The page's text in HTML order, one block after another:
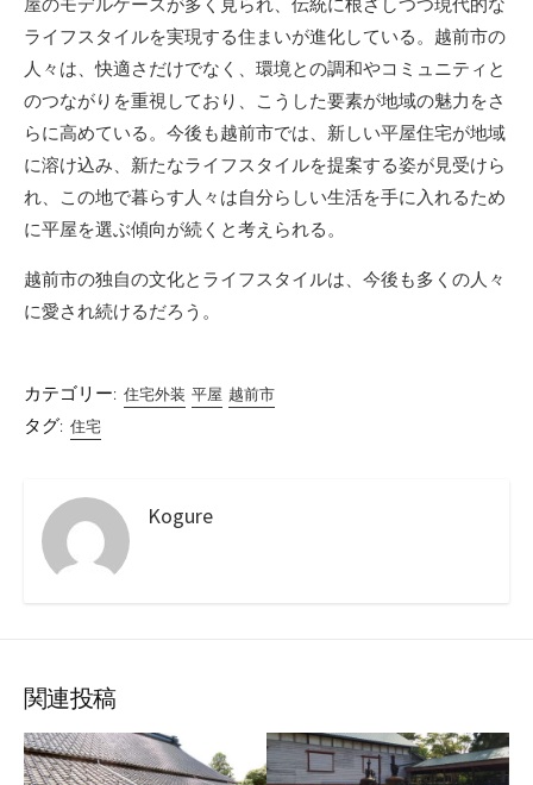
ライフスタイルを実現する住まいが進化している。越前市の
人々は、快適さだけでなく、環境との調和やコミュニティと
のつながりを重視しており、こうした要素が地域の魅力をさ
らに高めている。今後も越前市では、新しい平屋住宅が地域
に溶け込み、新たなライフスタイルを提案する姿が見受けら
れ、この地で暮らす人々は自分らしい生活を手に入れるため
に平屋を選ぶ傾向が続くと考えられる。
越前市の独自の文化とライフスタイルは、今後も多くの人々
に愛され続けるだろう。
カテゴリー: 住宅外装 平屋 越前市
タグ: 住宅
Kogure
関連投稿